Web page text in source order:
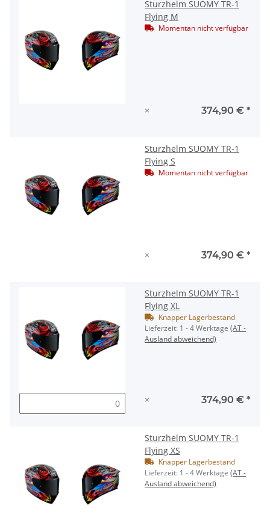
Sturzhelm SUOMY TR-1
Flying M
Momentan nicht verfügbar
× 374,90 € *
Sturzhelm SUOMY TR-1
Flying S
Momentan nicht verfügbar
× 374,90 € *
Sturzhelm SUOMY TR-1
Flying XL
Knapper Lagerbestand
Lieferzeit: 1 - 4 Werktage (AT -
Ausland abweichend)
× 374,90 € *
Sturzhelm SUOMY TR-1
Flying XS
Knapper Lagerbestand
Lieferzeit: 1 - 4 Werktage (AT -
Ausland abweichend)